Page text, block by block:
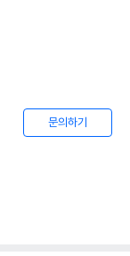
문의하기